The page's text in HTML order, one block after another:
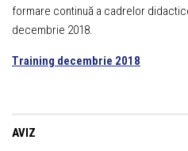
formare continuă a cadrelor
decembrie 2018.
Training decembrie 2018
AVIZ